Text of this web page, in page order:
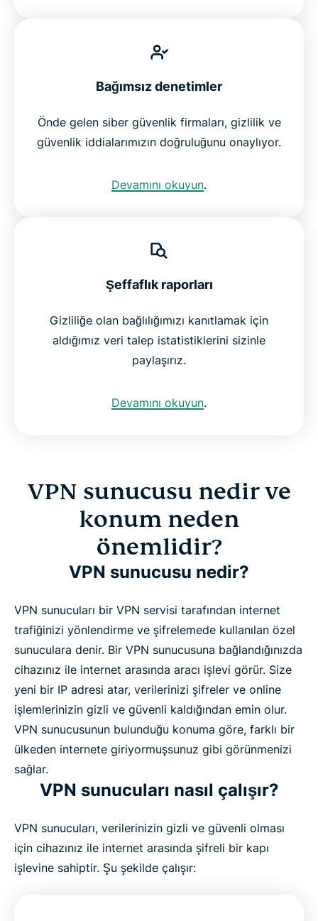
Bağımsız denetimler
Önde gelen siber güvenlik firmaları, gizlilik ve
güvenlik iddialarımızın doğruluğunu onaylıyor.
Devamını okuyun.
Şeffaflık raporları
Gizliliğe olan bağlılığımızı kanıtlamak için
aldığımız veri talep istatistiklerini sizinle
paylaşırız.
Devamını okuyun.
VPN sunucusu nedir ve
konum neden
önemlidir?
VPN sunucusu nedir?
VPN sunucuları bir VPN servisi tarafından internet
trafiğinizi yönlendirme ve şifrelemede kullanılan özel
sunuculara denir. Bir VPN sunucusuna bağlandığınızda
cihazınız ile internet arasında aracı işlevi görür. Size
yeni bir IP adresi atar, verilerinizi şifreler ve online
işlemlerinizin gizli ve güvenli kaldığından emin olur.
VPN sunucusunun bulunduğu konuma göre, farklı bir
ülkeden internete giriyormuşsunuz gibi görünmenizi
sağlar.
VPN sunucuları nasıl çalışır?
VPN sunucuları, verilerinizin gizli ve güvenli olması
için cihazınız ile internet arasında şifreli bir kapı
işlevine sahiptir. Şu şekilde çalışır: